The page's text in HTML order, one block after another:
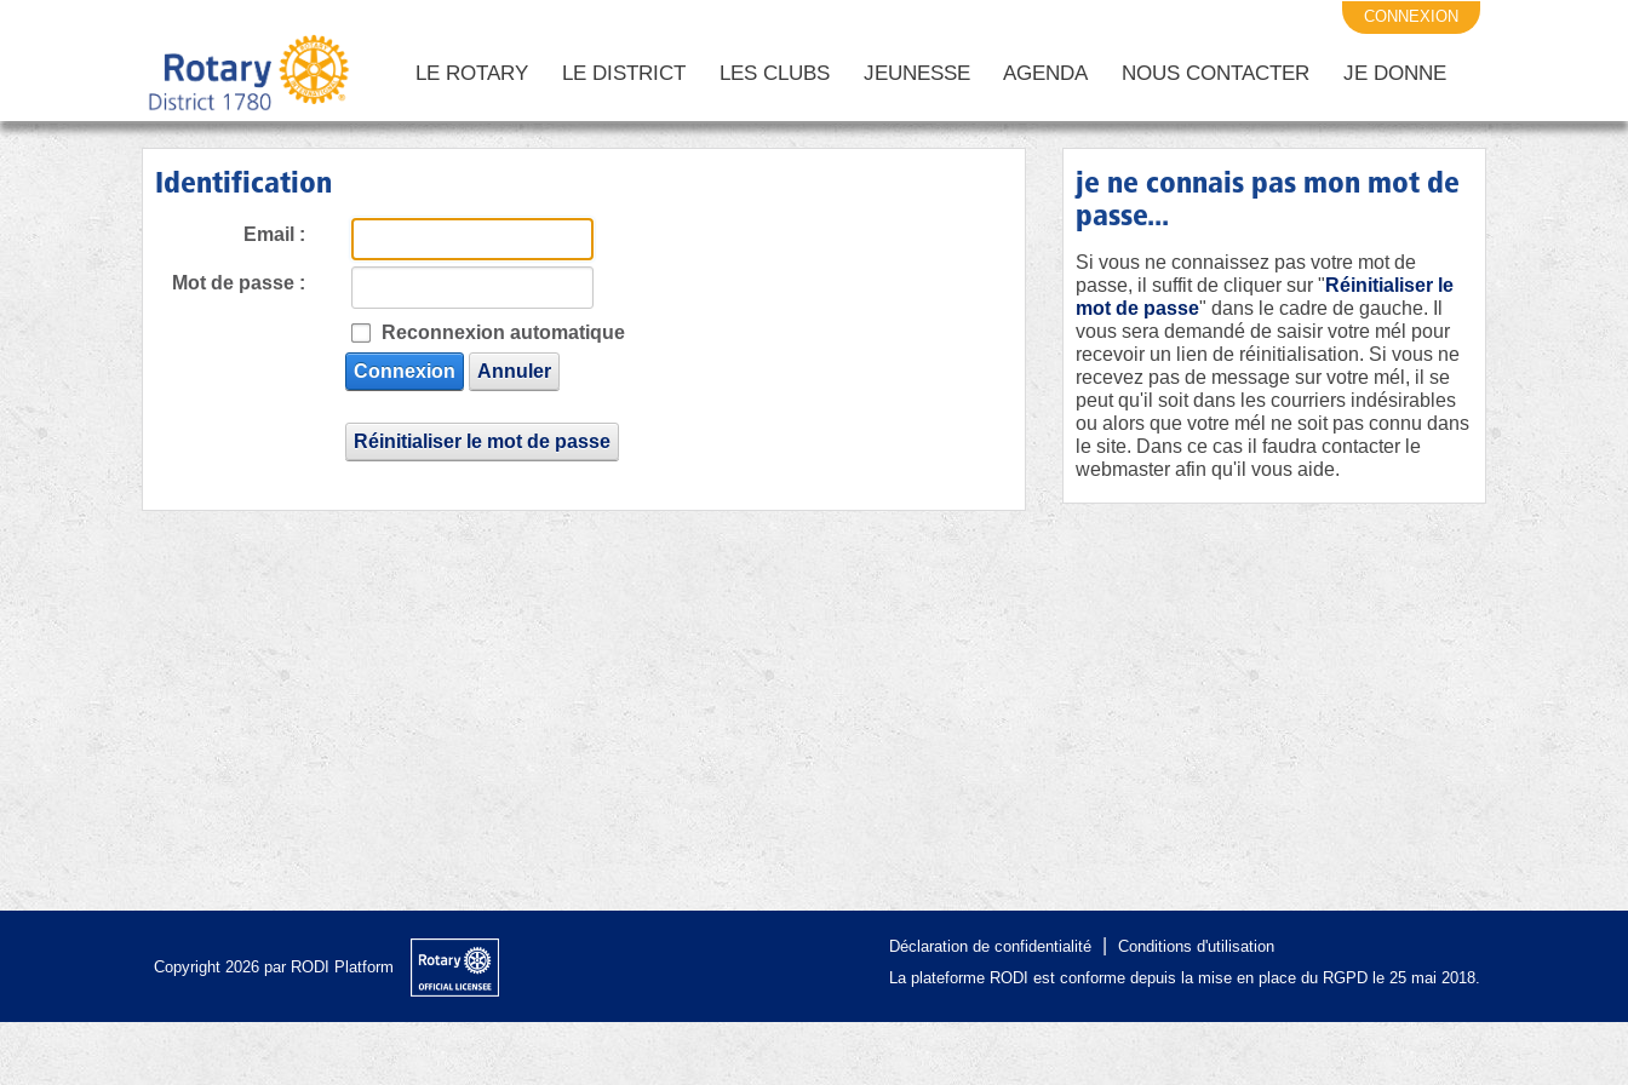
CONNEXION
LE ROTARY LE DISTRICT LES CLUBS JEUNESSE AGENDA NOUS CONTACTER JE DONNE
Identification
Email :
Mot de passe :
Reconnexion automatique
Connexion
Annuler
Réinitialiser le mot de passe
je ne connais pas mon mot de
passe...
Si vous ne connaissez pas votre mot de
passe, il suffit de cliquer sur " Réinitialiser le
mot de passe" dans le cadre de gauche. Il
vous sera demandé de saisir votre mél pour
recevoir un lien de réinitialisation. Si vous ne
recevez pas de message sur votre mél, il se
peut qu'il soit dans les courriers indésirables
ou alors que votre mél ne soit pas connu dans
le site. Dans ce cas il faudra contacter le
webmaster afin qu'il vous aide.
Copyright 2026 par RODI Platform
Déclaration de confidentialité
Conditions d'utilisation
La plateforme RODI est conforme depuis la mise en place du RGPD le 25 mai 2018.